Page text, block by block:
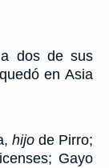
dos de sus
en Asia
hijode Pirro;
Gayo